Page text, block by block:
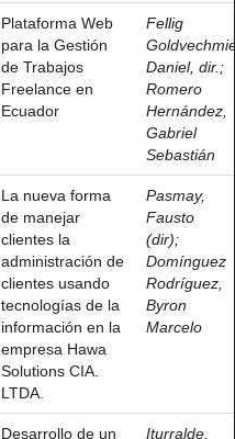
Plataforma Web
para la Gestión
de Trabajos
Freelance en
Ecuador
Fellig
Daniel, dir. ;
Romero
Hernández,
Gabriel
Sebastián
La nueva forma
de manejar
clientes la
administración de
clientes usando
tecnologías de la
información en la
empresa Hawa
Solutions CIA.
LTDA.
Pasmay,
Fausto
(dir);
Domínguez
Rodríguez,
Byron
Marcelo
Desarrollo de un Iturralde,